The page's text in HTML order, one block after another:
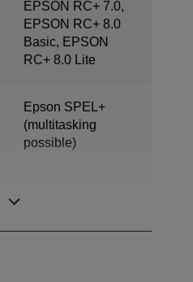
EPSON RC+ 7.0,
EPSON RC+ 8.0
Basic, EPSON
RC+ 8.0 Lite
Epson SPEL+
(multitasking
possible)